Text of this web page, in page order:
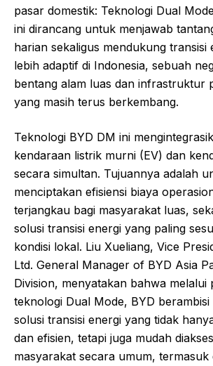
pasar domestik: Teknologi Dual
ini dirancang untuk menjawab
harian sekaligus mendukung transisi
lebih adaptif di Indonesia, sebuah
bentang alam luas dan infrastruktur
yang masih terus berkembang.
Teknologi BYD DM ini
kendaraan listrik murni (EV) dan
secara simultan. Tujuannya adalah
menciptakan efisiensi biaya
terjangkau bagi masyarakat luas,
solusi transisi energi yang paling
kondisi lokal. Liu Xueliang, Vice
Ltd. General Manager of BYD Asia
Division, menyatakan bahwa melalui
teknologi Dual Mode, BYD
solusi transisi energi yang tidak
dan efisien, tetapi juga mudah
masyarakat secara umum, termasuk